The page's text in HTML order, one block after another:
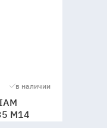
в наличии
М14